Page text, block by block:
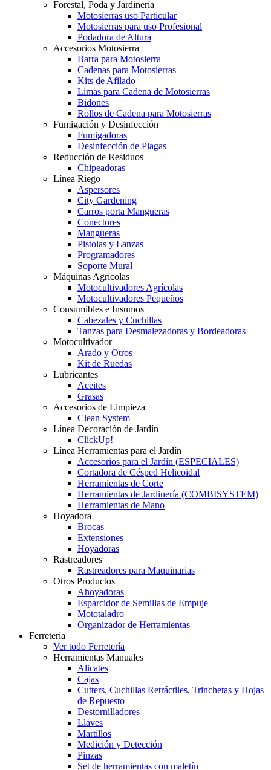
Forestal, Poda y Jardinería
Motosierras uso Particular
Motosierras para uso Profesional
Podadora de Altura
Accesorios Motosierra
Barra para Motosierra
Cadenas para Motosierras
Kits de Afilado
Limas para Cadena de Motosierras
Bidones
Rollos de Cadena para Motosierras
Fumigación y Desinfección
Fumigadoras
Desinfección de Plagas
Reducción de Residuos
Chipeadoras
Línea Riego
Aspersores
City Gardening
Carros porta Mangueras
Conectores
Mangueras
Pistolas y Lanzas
Programadores
Soporte Mural
Máquinas Agrícolas
Motocultivadores Agrícolas
Motocultivadores Pequeños
Consumibles e Insumos
Cabezales y Cuchillas
Tanzas para Desmalezadoras y Bordeadoras
Motocultivador
Arado y Otros
Kit de Ruedas
Lubricantes
Aceites
Grasas
Accesorios de Limpieza
Clean System
Línea Decoración de Jardín
ClickUp!
Línea Herramientas para el Jardín
Accesorios para el Jardín (ESPECIALES)
Cortadora de Césped Helicoidal
Herramientas de Corte
Herramientas de Jardinería (COMBISYSTEM)
Herramientas de Mano
Hoyadora
Brocas
Extensiones
Hoyadoras
Rastreadores
Rastreadores para Maquinarias
Otros Productos
Ahoyadoras
Esparcidor de Semillas de Empuje
Mototaladro
Organizador de Herramientas
Ferretería
Ver todo Ferretería
Herramientas Manuales
Alicates
Cajas
Cutters, Cuchillas Retráctiles, Trinchetas y Hojas
de Repuesto
Destornilladores
Llaves
Martillos
Medición y Detección
Pinzas
Set de herramientas con maletín